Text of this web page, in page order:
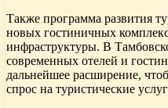
Также программа развития
новых гостиничных
инфраструктуры. В
современных отелей и
дальнейшее расширение,
спрос на туристические